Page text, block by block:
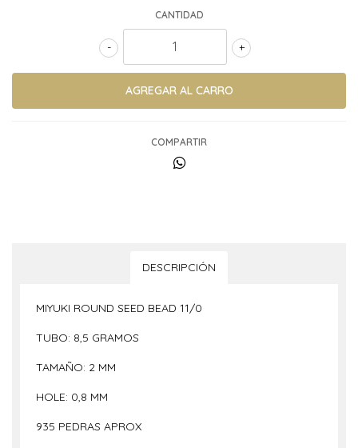
CANTIDAD
+
-
COMPARTIR
DESCRIPCIÓN
MIYUKI ROUND SEED BEAD 11/0
TUBO: 8,5 GRAMOS
TAMAÑO: 2 MM
HOLE: 0,8 MM
935 PEDRAS APROX